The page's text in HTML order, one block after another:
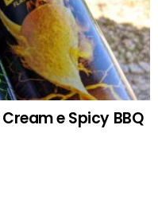
e Spicy BBQ